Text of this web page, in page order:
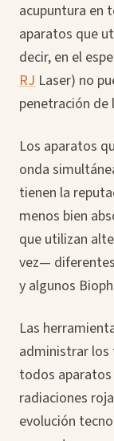
acupuntura en
aparatos que
decir, en el
RJ Laser) no
penetración de
Los aparatos
onda
tienen la
menos bien
que utilizan
vez—
y algunos
Las
administrar los
todos
radiaciones
evolución